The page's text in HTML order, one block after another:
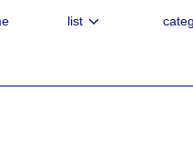
list